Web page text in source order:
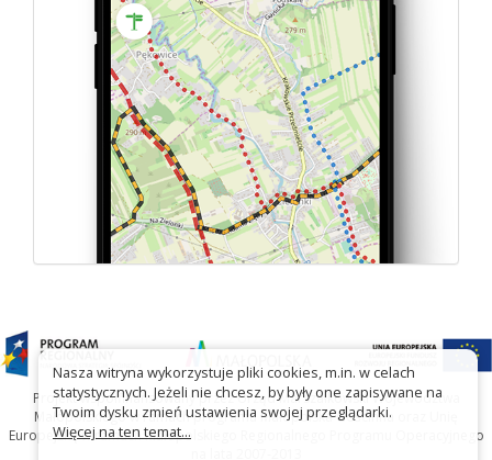
Projekt współfinansowany przez Urząd Marszałkowski Województwa
Małopolskiego w ramach programu Małopolska Gościnna oraz Unię
Europejską w ramach Małopolskiego Regionalnego Programu Operacyjnego
Nasza witryna wykorzystuje pliki cookies, m.in. w celach
statystycznych. Jeżeli nie chcesz, by były one zapisywane na
Twoim dysku zmień ustawienia swojej przeglądarki.
Więcej na ten temat...